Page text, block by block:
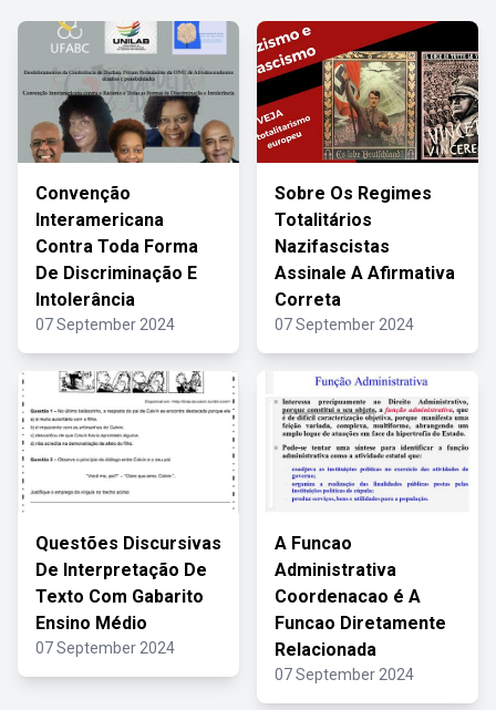
Convenção
Interamericana
Contra Toda Forma
De Discriminação E
Intolerância
07 September 2024
Sobre Os Regimes
Totalitários
Nazifascistas
Assinale A Afirmativa
Correta
07 September 2024
Questões Discursivas
De Interpretação De
Texto Com Gabarito
Ensino Médio
07 September 2024
A Funcao
Administrativa
Coordenacao é A
Funcao Diretamente
Relacionada
07 September 2024